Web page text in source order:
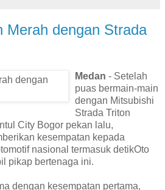
Merah dengan Strada
Medan - Setelah
puas bermain-main
dengan Mitsubishi
Strada Triton
City Bogor pekan lalu,
kesempatan kepada
nasional termasuk detikOto
pikap bertenaga ini.
dengan kesempatan pertama,